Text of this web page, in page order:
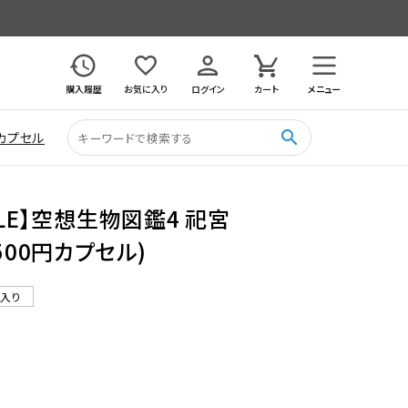
購入履歴
お気に入り ログイン カート メニュー
プセル search
】空想生物図鑑4 祀宮
円カプセル)
り